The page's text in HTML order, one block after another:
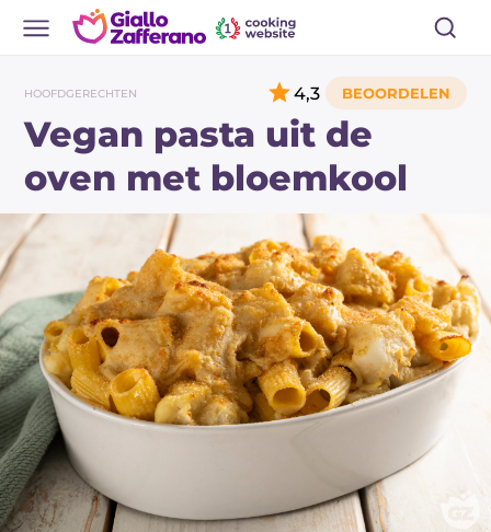
HOOFDGERECHTEN
Vegan pasta uit de
oven met bloemkool
4,3